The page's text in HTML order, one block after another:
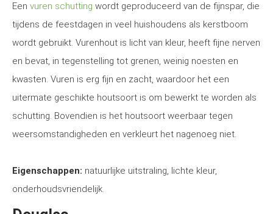
Een vuren schutting wordt geproduceerd van de fijnspar, die
tijdens de feestdagen in veel huishoudens als kerstboom
wordt gebruikt. Vurenhout is licht van kleur, heeft fijne nerven
en bevat, in tegenstelling tot grenen, weinig noesten en
kwasten. Vuren is erg fijn en zacht, waardoor het een
uitermate geschikte houtsoort is om bewerkt te worden als
schutting. Bovendien is het houtsoort weerbaar tegen
weersomstandigheden en verkleurt het nagenoeg niet.
Eigenschappen: natuurlijke uitstraling, lichte kleur,
onderhoudsvriendelijk.